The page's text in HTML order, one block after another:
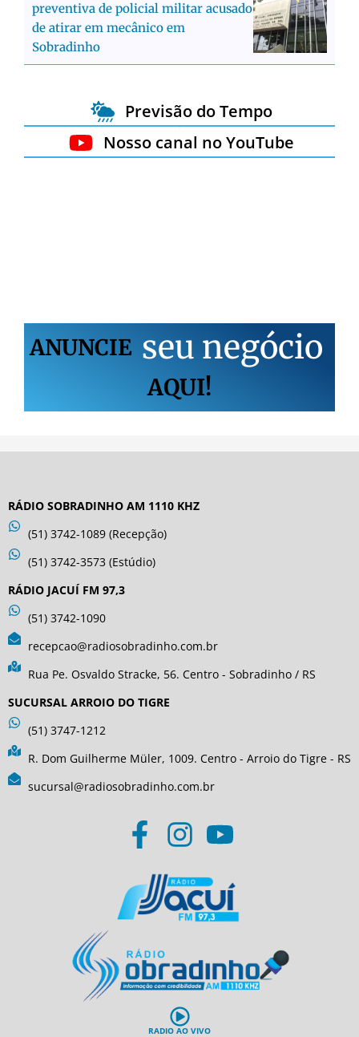
preventiva de policial militar acusado
de atirar em mecânico em
Sobradinho
Previsão do Tempo
Nosso canal no YouTube
ANUNCIE seu negócio
AQUI!
RÁDIO SOBRADINHO AM 1110 KHZ
(51) 3742-1089 (Recepção)
(51) 3742-3573 (Estúdio)
RÁDIO JACUÍ FM 97,3
(51) 3742-1090
recepcao@radiosobradinho.com.br
Rua Pe. Osvaldo Stracke, 56. Centro - Sobradinho / RS
SUCURSAL ARROIO DO TIGRE
(51) 3747-1212
R. Dom Guilherme Müler, 1009. Centro - Arroio do Tigre - RS
sucursal@radiosobradinho.com.br
RADIO AO VIVO